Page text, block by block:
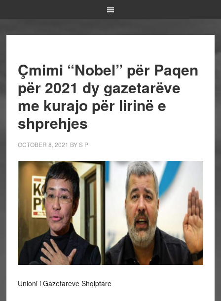
Çmimi “Nobel” për Paqen
për 2021 dy gazetarëve
me kurajo për lirinë e
shprehjes
OCTOBER 8, 2021 BYS P
Unioni i Gazetareve Shqiptare